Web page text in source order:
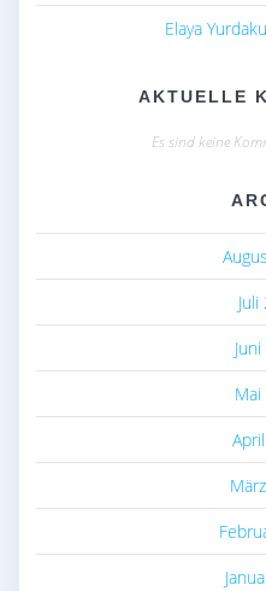
Elaya
AKTUELLE
Es sind keine